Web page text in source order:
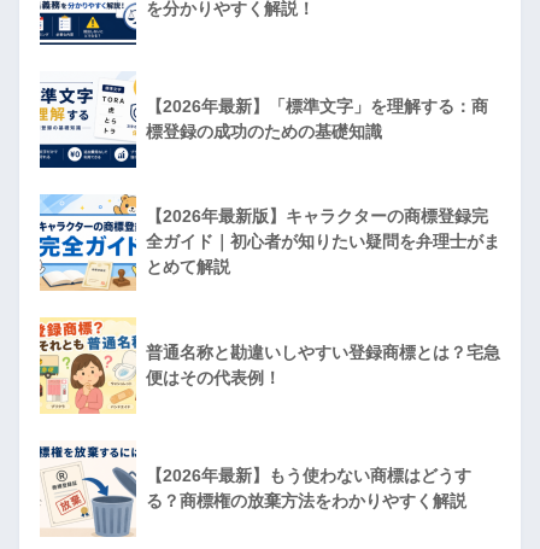
を分かりやすく解説！
【2026年最新】「標準文字」を理解する：商
標登録の成功のための基礎知識
【2026年最新版】キャラクターの商標登録完
全ガイド｜初心者が知りたい疑問を弁理士がま
とめて解説
普通名称と勘違いしやすい登録商標とは？宅急
便はその代表例！
【2026年最新】もう使わない商標はどうす
る？商標権の放棄方法をわかりやすく解説